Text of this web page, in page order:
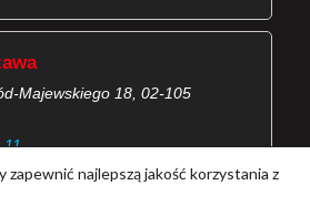
Majewskiego 18, 02-105
11
zapewnić najlepszą jakość korzystania z